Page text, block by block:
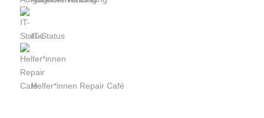
IT-Status
Helfer*innen Repair Café